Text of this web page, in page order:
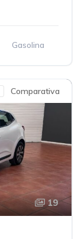
Gasolina
19
Comparativa